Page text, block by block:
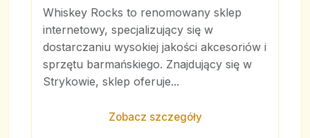
Whiskey Rocks to renomowany sklep
internetowy, specjalizujący się w
dostarczaniu wysokiej jakości akcesoriów i
sprzętu barmańskiego. Znajdujący się w
Strykowie, sklep oferuje...
Zobacz szczegóły